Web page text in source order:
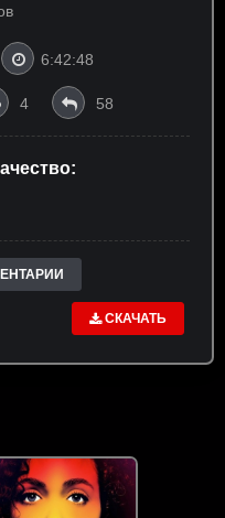
6:42:48
4 58
СКАЧАТЬ